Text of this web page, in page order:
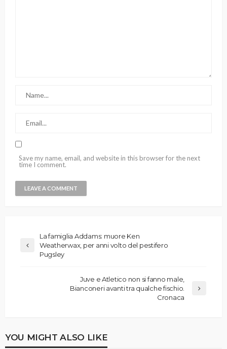
Save my name, email, and website in this browser for the next
time I comment.
La famiglia Addams: muore Ken
Weatherwax, per anni volto del pestifero
Pugsley
Juve e Atletico non si fanno male,
Bianconeri avanti tra qualche fischio.
Cronaca
YOU MIGHT ALSO LIKE